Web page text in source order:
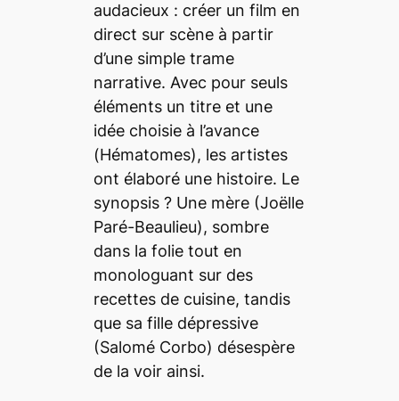
audacieux : créer un film en
direct sur scène à partir
d’une simple trame
narrative. Avec pour seuls
éléments un titre et une
idée choisie à l’avance
(Hématomes), les artistes
ont élaboré une histoire. Le
synopsis ? Une mère (Joëlle
Paré-Beaulieu), sombre
dans la folie tout en
monologuant sur des
recettes de cuisine, tandis
que sa fille dépressive
(Salomé Corbo) désespère
de la voir ainsi.